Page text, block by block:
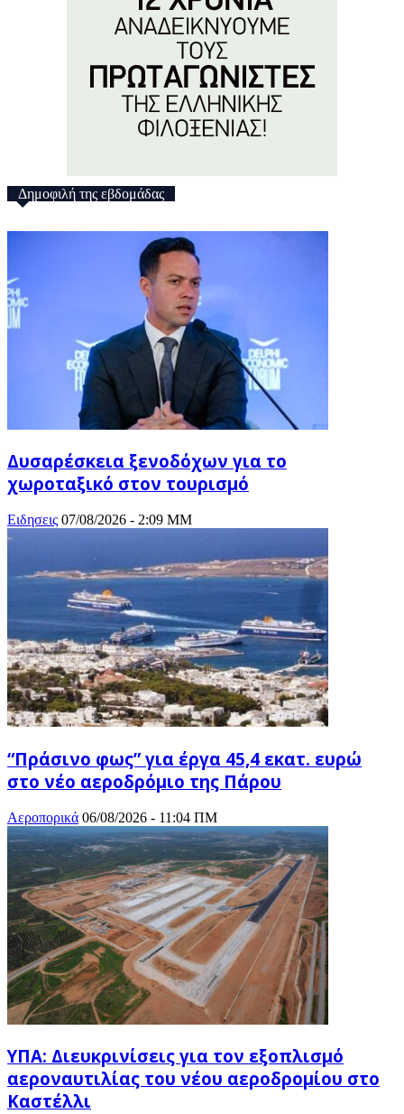
Δημοφιλή της εβδομάδας
Δυσαρέσκεια ξενοδόχων για το
χωροταξικό στον τουρισμό
Ειδησεις 07/08/2026 - 2:09 ΜΜ
“Πράσινο φως” για έργα 45,4 εκατ. ευρώ
στο νέο αεροδρόμιο της Πάρου
Αεροπορικά 06/08/2026 - 11:04 ΠΜ
ΥΠΑ: Διευκρινίσεις για τον εξοπλισμό
αεροναυτιλίας του νέου αεροδρομίου στο
Καστέλλι